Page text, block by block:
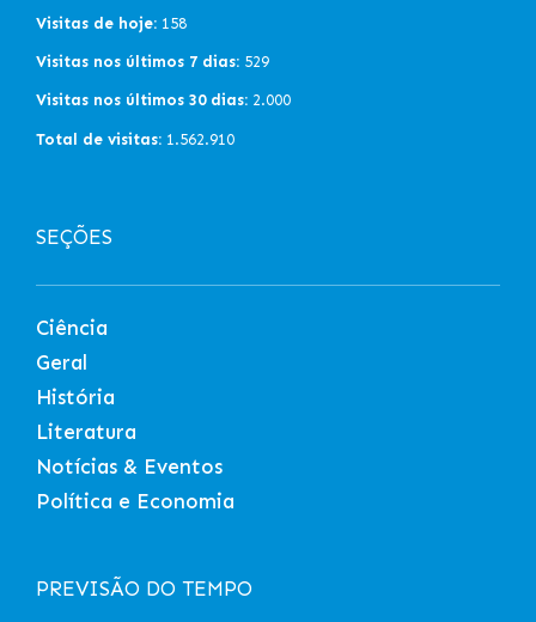
Visitas de hoje: 158
Visitas nos últimos 7 dias: 529
Visitas nos últimos 30 dias: 2.000
Total de visitas: 1.562.910
SEÇÕES
Ciência
Geral
História
Literatura
Notícias & Eventos
Política e Economia
PREVISÃO DO TEMPO